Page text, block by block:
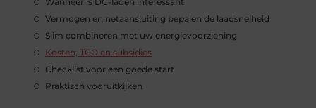
Vermogen en netaansluiting bepalen de laadsnelheid
Slim combineren met uw energievoorziening
Kosten, TCO en subsidies
Checklist voor een goede start
Praktisch vooruitkijken